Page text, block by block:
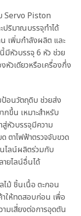
Servo Piston
ปริมาณบรรจุทำได้
เพิ่มกำลังผลิต และ
มีหัวบรรจุ 6 หัว ช่วย
หัวเดียวหรือเครื่องกึ่ง
อนวัตถุดิบ ช่วยส่ง
ขึ้น เหมาะสำหรับ
หัวบรรจุมีความ
ตาไฟฟ้าตรวจจับขวด
นไลน์ผลิตร่วมกับ
ยไลน์อื่นได้
ม้ ชิ้นเนื้อ ตะกอน
ให้ทดสอบก่อน เพื่อ
ามเสี่ยงต่อการอุดตัน